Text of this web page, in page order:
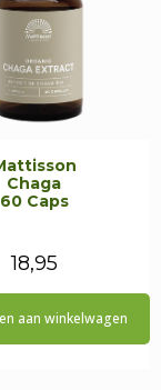
Chaga
60 Caps
18,95
aan winkelwagen